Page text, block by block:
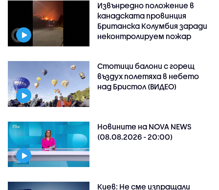
Извънредно положение в
канадската провинция
Британска Колумбия заради
неконтролируем пожар
Стотици балони с горещ
въздух полетяха в небето
над Бристол (ВИДЕО)
Новините на NOVA NEWS
(08.08.2026 - 20:00)
Киев: Не сме изпращали